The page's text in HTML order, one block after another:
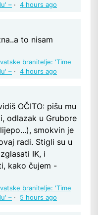
– · 4 hours ago
to nisam
branitelje: 'Time
– · 4 hours ago
OČITO: pišu mu
odlazak u Grubore
smokvin je
radi. Stigli su u
IK, i
kako čujem -
branitelje: 'Time
– · 5 hours ago